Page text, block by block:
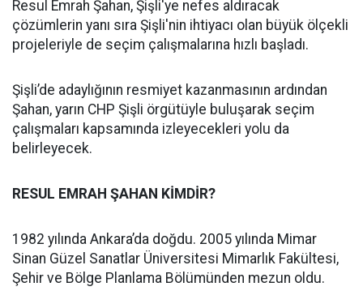
Resul Emrah Şahan, Şişli'ye nefes aldıracak
çözümlerin yanı sıra Şişli'nin ihtiyacı olan büyük ölçekli
projeleriyle de seçim çalışmalarına hızlı başladı.
Şişli’de adaylığının resmiyet kazanmasının ardından
Şahan, yarın CHP Şişli örgütüyle buluşarak seçim
çalışmaları kapsamında izleyecekleri yolu da
belirleyecek.
RESUL EMRAH ŞAHAN KİMDİR?
1982 yılında Ankara’da doğdu. 2005 yılında Mimar
Sinan Güzel Sanatlar Üniversitesi Mimarlık Fakültesi,
Şehir ve Bölge Planlama Bölümünden mezun oldu.